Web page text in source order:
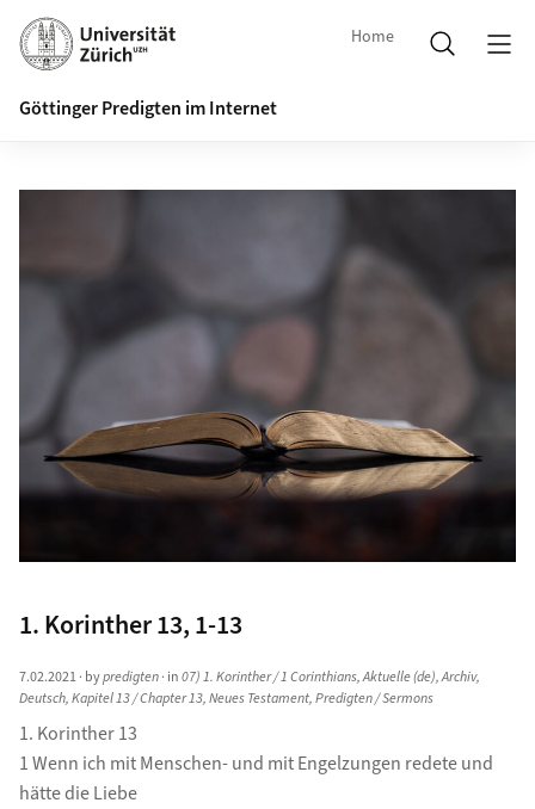
Home
Göttinger Predigten im Internet
1. Korinther 13, 1-13
7.02.2021· bypredigten· in07) 1. Korinther / 1 Corinthians,Aktuelle (de),Archiv,
Deutsch,Kapitel 13 / Chapter 13,Neues Testament,Predigten / Sermons
1. Korinther 13
1 Wenn ich mit Menschen- und mit Engelzungen redete und
hätte die Liebe